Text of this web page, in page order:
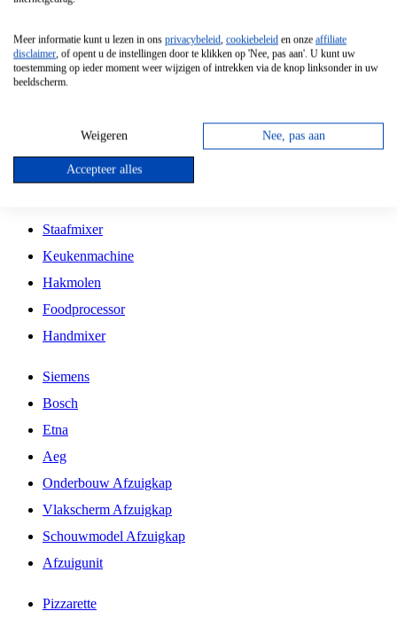
Vrijstaande Magnetron
Vrijstaande Kookplaat
Inbouw Gaskookplaat
Inbouw Keramische Kookplaat
Kookplaat Accessoires
Staafmixer
Keukenmachine
Hakmolen
Foodprocessor
Handmixer
Siemens
Bosch
Etna
Aeg
Onderbouw Afzuigkap
Vlakscherm Afzuigkap
Schouwmodel Afzuigkap
Afzuigunit
Pizzarette
Meer informatie kunt u lezen in ons privacybeleid, cookiebeleid en onze affiliate
disclaimer, of opent u de instellingen door te klikken op 'Nee, pas aan'. U kunt uw
toestemming op ieder moment weer wijzigen of intrekken via de knop linksonder in uw
beeldscherm.
Weigeren Nee, pas aan
Accepteer alles